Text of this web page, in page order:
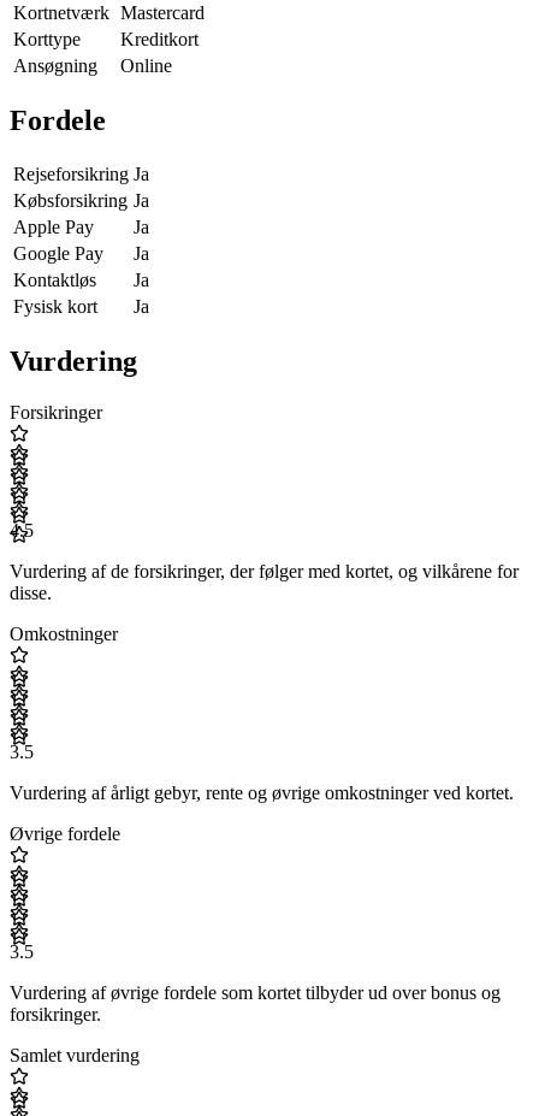
Kortnetværk Mastercard
Korttype
Kreditkort
Ansøgning
Online
Fordele
Rejseforsikring Ja
Købsforsikring Ja
Apple Pay
Ja
Google Pay
Ja
Kontaktløs
Ja
Fysisk kort
Ja
Vurdering
Forsikringer
4.5
Vurdering af de forsikringer, der følger med kortet, og vilkårene for
disse.
Omkostninger
3.5
Vurdering af årligt gebyr, rente og øvrige omkostninger ved kortet.
Øvrige fordele
3.5
Vurdering af øvrige fordele som kortet tilbyder ud over bonus og
forsikringer.
Samlet vurdering